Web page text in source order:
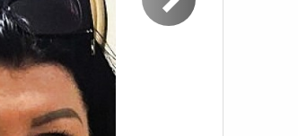
Следующее